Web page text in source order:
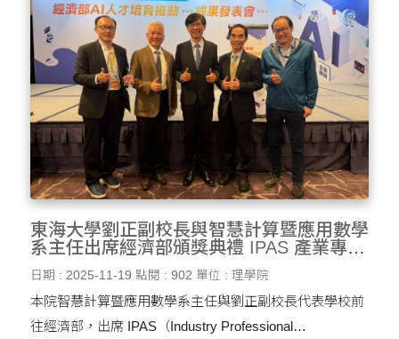
東海大學劉正副校長與智慧計算暨應用數學
系主任出席經濟部頒獎典禮 IPAS 產業專家
認證成果全國名列前茅
日期 : 2025-11-19 點閱 : 902 單位 : 理學院
本院智慧計算暨應用數學系主任與劉正副校長代表學校前
往經濟部，出席 IPAS（Industry Professional